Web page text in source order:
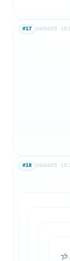
19/04/05
#17
19/04/05
#18
לך